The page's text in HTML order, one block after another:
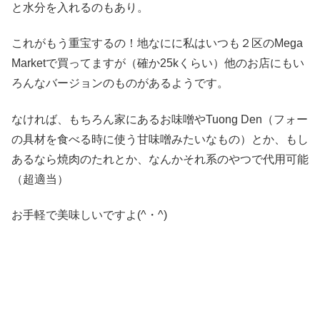
と水分を入れるのもあり。
これがもう重宝するの！地なにに私はいつも２区のMega
Marketで買ってますが（確か25kくらい）他のお店にもい
ろんなバージョンのものがあるようです。
なければ、もちろん家にあるお味噌やTuong Den（フォー
の具材を食べる時に使う甘味噌みたいなもの）とか、もし
あるなら焼肉のたれとか、なんかそれ系のやつで代用可能
（超適当）
お手軽で美味しいですよ(^・^)